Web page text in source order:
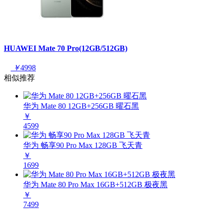
HUAWEI Mate 70 Pro(12GB/512GB)
￥4998
相似推荐
华为 Mate 80 12GB+256GB 曜石黑
￥
4599
华为 畅享90 Pro Max 128GB 飞天青
￥
1699
华为 Mate 80 Pro Max 16GB+512GB 极夜黑
￥
7499